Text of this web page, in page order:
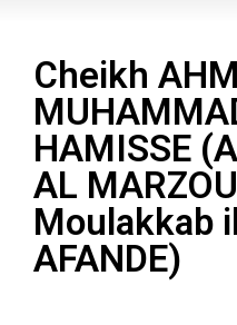
Cheikh
HAMISSE
AL
Moulakkab
AFANDE)